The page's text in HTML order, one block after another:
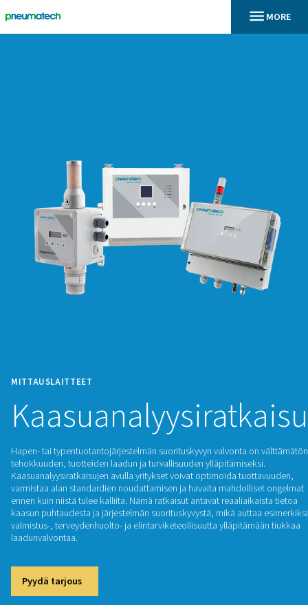
MITTAUSLAITTEET
Hapen- tai typentuotantojärjestelmän suorituskyvyn
tehokkuuden, tuotteiden laadun ja turvallisuuden
Kaasuanalyysiratkaisujen avulla yritykset voivat optimoida